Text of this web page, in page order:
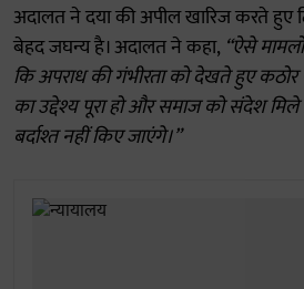
अदालत ने दया की अपील खारिज करते हुए
बेहद जघन्य है। अदालत ने कहा, “ऐसे
कि अपराध की गंभीरता को देखते हुए कठोर
का उद्देश्य पूरा हो और समाज को संदेश
बर्दाश्त नहीं किए जाएंगे।”